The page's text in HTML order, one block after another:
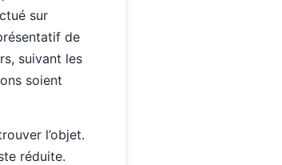
sur
de
suivant les
soient
l’objet.
réduite.